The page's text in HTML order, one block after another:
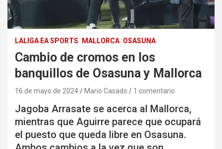
LALIGA EA SPORTS MALLORCA OSASUNA
Cambio de cromos en los
banquillos de Osasuna y Mallorca
16 de mayo de 2024 Mario Casado 1 comentario
Jagoba Arrasate se acerca al Mallorca,
mientras que Aguirre parece que ocupará
el puesto que queda libre en Osasuna.